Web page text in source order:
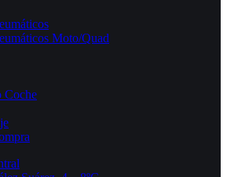
Moto/Quad
Coche